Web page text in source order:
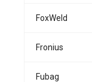
FoxWeld
Fronius
Fubag